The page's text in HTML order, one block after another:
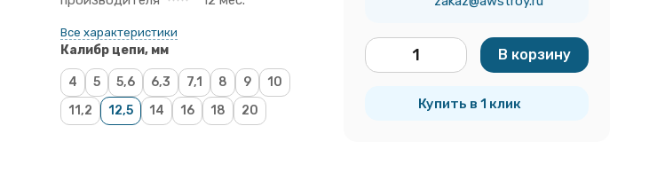
Все характеристики
Калибр цепи, мм
4 5 5,6 6,3 7,1 8 9
10
11,2
12,5 14 16 18 20
В корзину
Купить в 1 клик